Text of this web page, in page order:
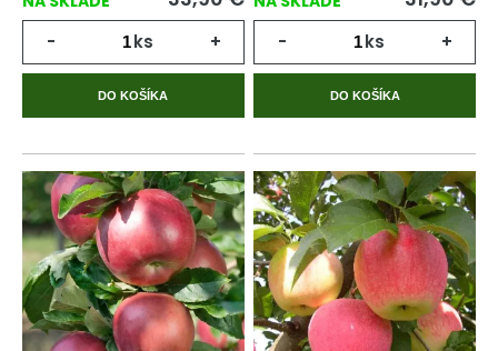
- ks +
DO KOŠÍKA
- ks +
DO KOŠÍKA